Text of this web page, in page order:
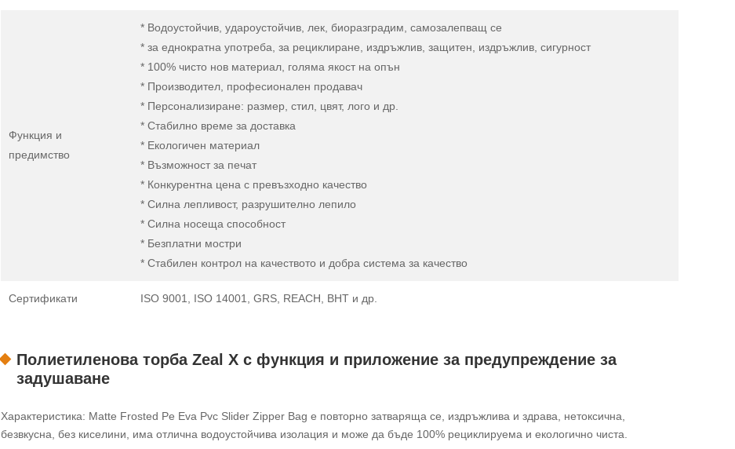
Функция и
предимство
* Водоустойчив, удароустойчив, лек, биоразградим, самозалепващ се
* за еднократна употреба, за рециклиране, издръжлив, защитен, издръжлив, сигурност
* 100% чисто нов материал, голяма якост на опън
* Производител, професионален продавач
* Персонализиране: размер, стил, цвят, лого и др.
* Стабилно време за доставка
* Екологичен материал
* Възможност за печат
* Конкурентна цена с превъзходно качество
* Силна лепливост, разрушително лепило
* Силна носеща способност
* Безплатни мостри
* Стабилен контрол на качеството и добра система за качество
Сертификати ISO 9001, ISO 14001, GRS, REACH, BHT и др.
Полиетиленова торба Zeal X с функция и приложение за предупреждение за
задушаване
Характеристика: Matte Frosted Pe Eva Pvc Slider Zipper Bag е повторно затваряща се, издръжлива и здрава, нетоксична,
безвкусна, без киселини, има отлична водоустойчива изолация и може да бъде 100% рециклируема и екологично чиста.